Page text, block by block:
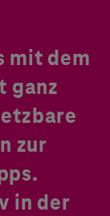
mit dem
ganz
zur
in der